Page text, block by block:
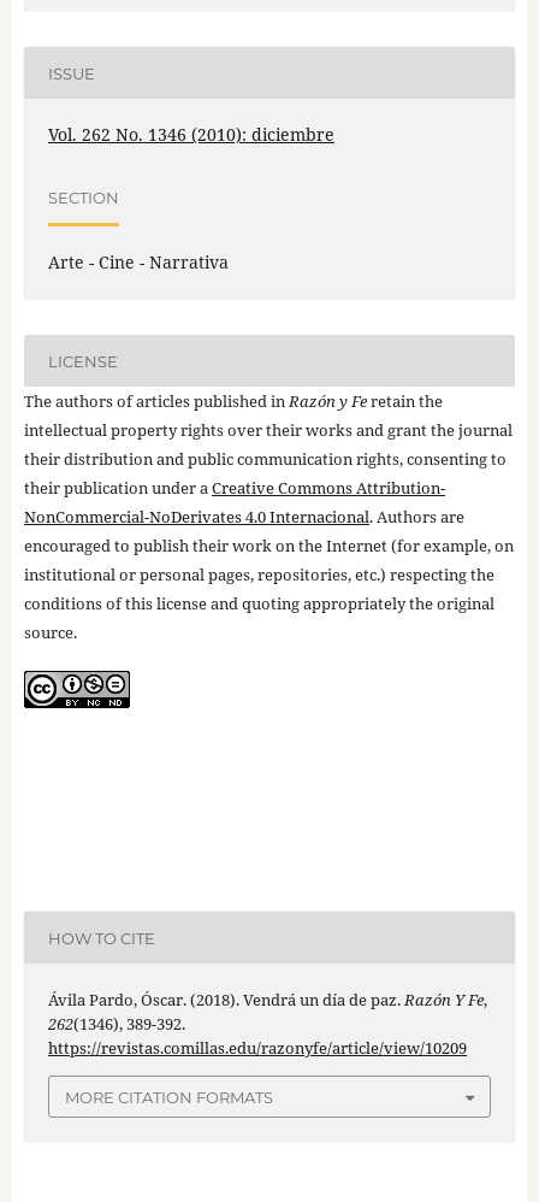
ISSUE
Vol. 262 No. 1346 (2010): diciembre
SECTION
Arte - Cine - Narrativa
LICENSE
The authors of articles published inRazón y Feretain the
intellectual property rights over their works and grant the journal
their distribution and public communication rights, consenting to
their publication under aCreative Commons Attribution-
NonCommercial-NoDerivates 4.0 Internacional. Authors are
encouraged to publish their work on the Internet (for example, on
institutional or personal pages, repositories, etc.) respecting the
conditions of this license and quoting appropriately the original
source.
HOW TO CITE
Ávila Pardo, Óscar. (2018). Vendrá un día de paz.Razón Y Fe,
262(1346), 389-392.
https://revistas.comillas.edu/razonyfe/article/view/10209
MORE CITATION FORMATS